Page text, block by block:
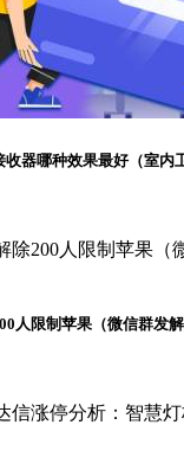
器哪种效果最好（室内
人限制苹果（微信群发解